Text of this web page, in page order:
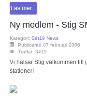
Läs mer...
Ny medlem - Stig
Kategori: Set19 News
Publicerad 07 februari 2006
Träffar: 3415
Vi hälsar Stig välkommen till
stationer!